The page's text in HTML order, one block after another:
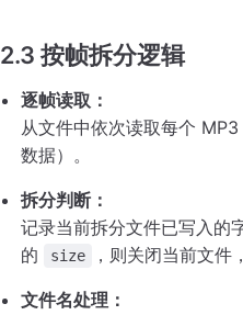
2.3 按帧拆分逻辑
逐帧读取：
从文件中依次读取每个
数据）。
拆分判断：
记录当前拆分文件已写入的
的
size ，则关闭当前文件
文件名处理：